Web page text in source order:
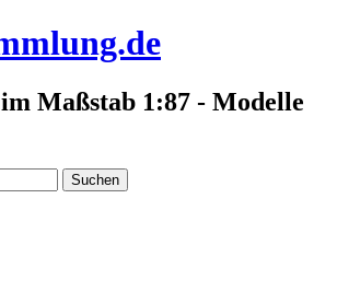
Maßstab 1:87 - Modelle